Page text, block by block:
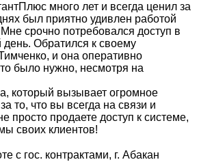
много лет и всегда ценил за
был приятно удивлен работой
срочно потребовался доступ в
Обратился к своему
и она оперативно
было нужно, несмотря на
который вызывает огромное
то, что вы всегда на связи и
просто продаете доступ к системе,
своих клиентов!
с гос. контрактами, г. Абакан